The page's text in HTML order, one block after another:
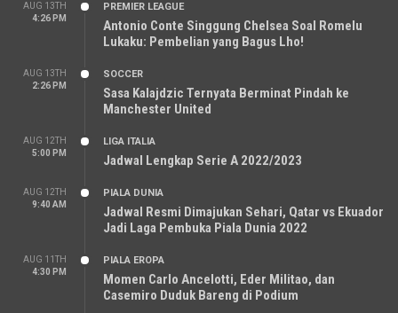
AUG 13TH
4:26 PM
PREMIER LEAGUE
Antonio Conte Singgung Chelsea Soal Romelu
Lukaku: Pembelian yang Bagus Lho!
AUG 13TH
2:26 PM
SOCCER
Sasa Kalajdzic Ternyata Berminat Pindah ke
Manchester United
AUG 12TH
5:00 PM
LIGA ITALIA
Jadwal Lengkap Serie A 2022/2023
AUG 12TH
9:40 AM
PIALA DUNIA
Jadwal Resmi Dimajukan Sehari, Qatar vs Ekuador
Jadi Laga Pembuka Piala Dunia 2022
AUG 11TH
4:30 PM
PIALA EROPA
Momen Carlo Ancelotti, Eder Militao, dan
Casemiro Duduk Bareng di Podium